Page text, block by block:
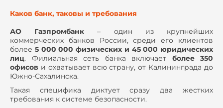
Каков банк, таковы и требования
АО Газпромбанк – один из крупнейших
коммерческих банков России, среди его клиентов
более 5 000 000 физических и 45 000 юридических
лиц. Филиальная сеть банка включает более 350
офисов и охватывает всю страну, от Калининграда до
Южно-Сахалинска.
Такая специфика диктует сразу два жестких
требования к системе безопасности.